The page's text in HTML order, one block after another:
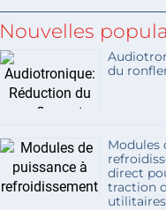
Nouvelles
du
Modules
direct
traction